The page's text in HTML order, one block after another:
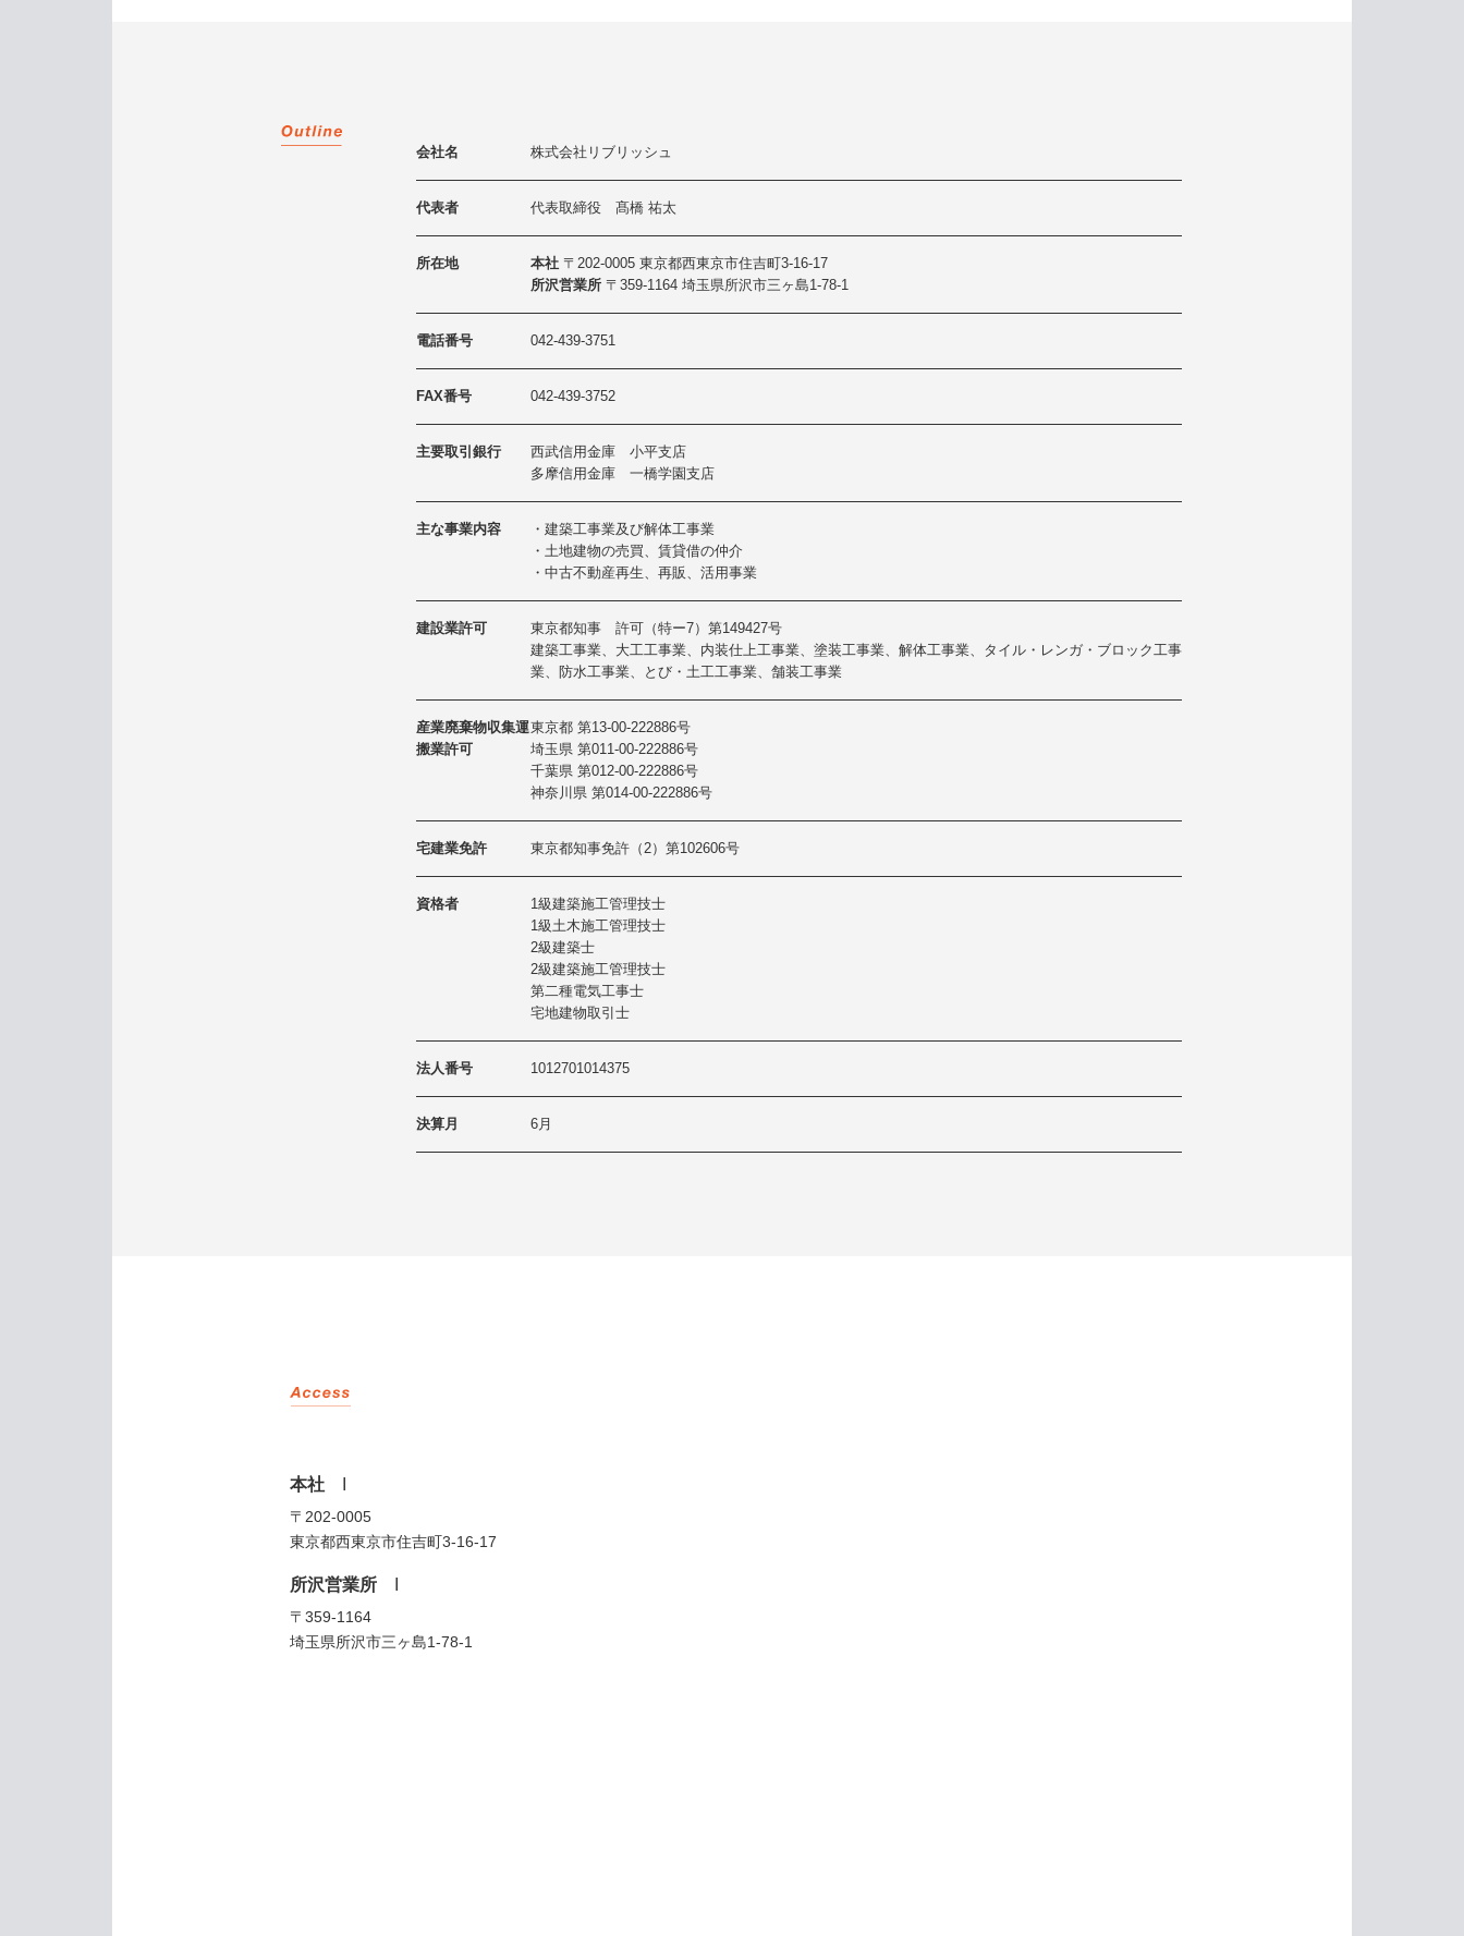
会社名 株式会社リブリッシュ
代表者 代表取締役 髙橋 祐太
所在地 本社 〒202-0005 東京都西東京市住吉町3-16-17
所沢営業所 〒359-1164 埼玉県所沢市三ヶ島1-78-1
電話番号 042-439-3751
FAX番号 042-439-3752
主要取引銀行
西武信用金庫 小平支店
多摩信用金庫 一橋学園支店
主な事業内容
・建築工事業及び解体工事業
・土地建物の売買、賃貸借の仲介
・中古不動産再生、再販、活用事業
建設業許可
東京都知事 許可（特ー7）第149427号
建築工事業、大工工事業、内装仕上工事業、塗装工事業、解体工事業、タイル・レンガ・ブロック工事
業、防水工事業、とび・土工工事業、舗装工事業
産業廃棄物収集運
搬業許可
東京都 第13-00-222886号
埼玉県 第011-00-222886号
千葉県 第012-00-222886号
神奈川県 第014-00-222886号
宅建業免許 東京都知事免許（2）第102606号
資格者
1級建築施工管理技士
1級土木施工管理技士
2級建築士
2級建築施工管理技士
第二種電気工事士
宅地建物取引士
法人番号 1012701014375
決算月 6月
本社I
〒202-0005
東京都西東京市住吉町3-16-17
所沢営業所I
〒359-1164
埼玉県所沢市三ヶ島1-78-1